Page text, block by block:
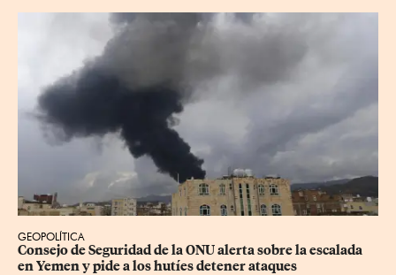
GEOPOLÍTICA
Consejo de Seguridad de la ONU alerta sobre la escalada
en Yemen y pide a los hutíes detener ataques